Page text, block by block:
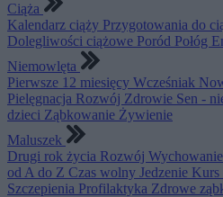
Ciąża
Kalendarz ciąży Przygotowania do
Dolegliwości ciążowe Poród Połóg
Niemowlęta
Pierwsze 12 miesięcy Wcześniak
Pielęgnacja Rozwój Zdrowie Sen -
dzieci Ząbkowanie Żywienie
Maluszek
Drugi rok życia Rozwój Wychowanie
od A do Z Czas wolny Jedzenie Kurs
Szczepienia Profilaktyka Zdrowe